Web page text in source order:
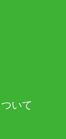
いて